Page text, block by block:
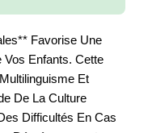
Favorise Une
Vos Enfants. Cette
Et
De La Culture
Difficultés En Cas